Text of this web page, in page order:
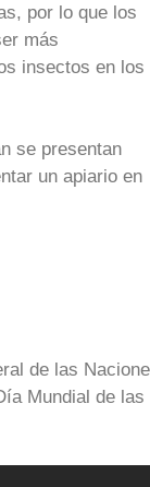
por lo que los
más
insectos en los
se presentan
un apiario en
de las
Mundial de las